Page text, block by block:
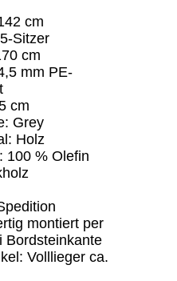
cm
Sitzer
cm
mm PE-
cm
Grey
Holz
100 % Olefin
montiert per
Bordsteinkante
Volllieger ca.